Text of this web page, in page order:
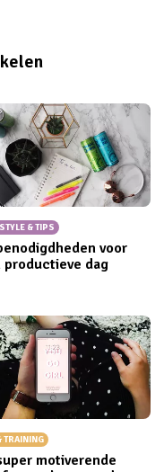
& TIPS
voor
productieve dag
TRAINING
motiverende